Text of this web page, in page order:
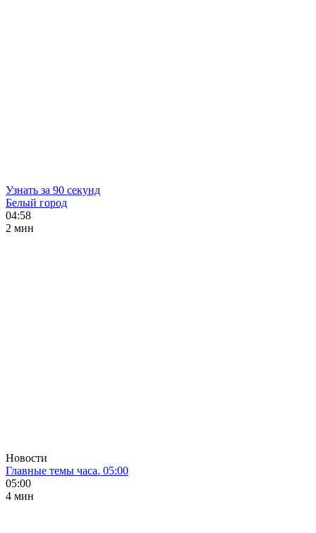
Узнать за 90 секунд
Белый город
04:58
2 мин
Новости
Главные темы часа. 05:00
05:00
4 мин